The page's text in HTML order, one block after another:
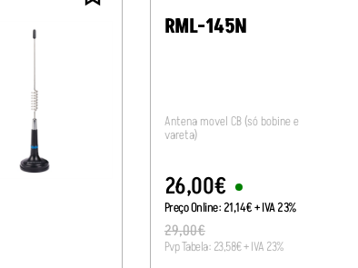
RML-145N
Antena movel CB (só bobine e
vareta)
26,00€
Preço Online: 21,14€+ IVA 23%
29,00€
Pvp Tabela: 23,58€+ IVA 23%